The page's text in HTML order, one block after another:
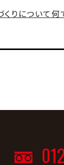
りについて